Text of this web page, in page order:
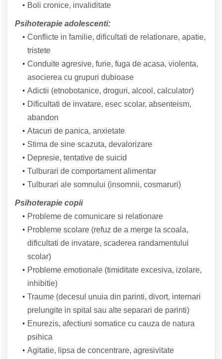
Boli cronice, invaliditate
Psihoterapie adolescenti:
Conflicte in familie, dificultati de relationare, apatie,
tristete
Conduite agresive, furie, fuga de acasa, violenta,
asocierea cu grupuri dubioase
Adictii (etnobotanice, droguri, alcool, calculator)
Dificultati de invatare, esec scolar, absenteism,
abandon
Atacuri de panica, anxietate
Stima de sine scazuta, devalorizare
Depresie, tentative de suicid
Tulburari de comportament alimentar
Tulburari ale somnului (insomnii, cosmaruri)
Psihoterapie copii
Probleme de comunicare si relationare
Probleme scolare (refuz de a merge la scoala,
dificultati de invatare, scaderea randamentului
scolar)
Probleme emotionale (timiditate excesiva, izolare,
inhibitie)
Traume (decesul unuia din parinti, divort, internari
prelungite in spital sau alte separari de parinti)
Enurezis, afectiuni somatice cu cauza de natura
psihica
Agitatie, lipsa de concentrare, agresivitate